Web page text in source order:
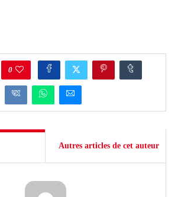
0
Autres articles de cet auteur